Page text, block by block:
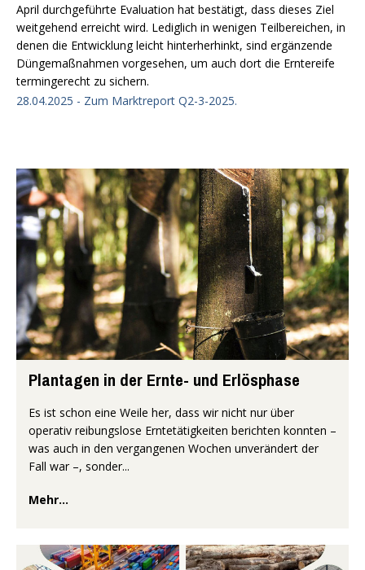
April durchgeführte Evaluation hat bestätigt, dass dieses Ziel
weitgehend erreicht wird. Lediglich in wenigen Teilbereichen, in
denen die Entwicklung leicht hinterherhinkt, sind ergänzende
Düngemaßnahmen vorgesehen, um auch dort die Erntereife
termingerecht zu sichern.
28.04.2025 - Zum Marktreport Q2-3-2025.
Plantagen in der Ernte- und Erlösphase
Es ist schon eine Weile her, dass wir nicht nur über
operativ reibungslose Erntetätigkeiten berichten konnten –
was auch in den vergangenen Wochen unverändert der
Fall war –, sonder...
Mehr...